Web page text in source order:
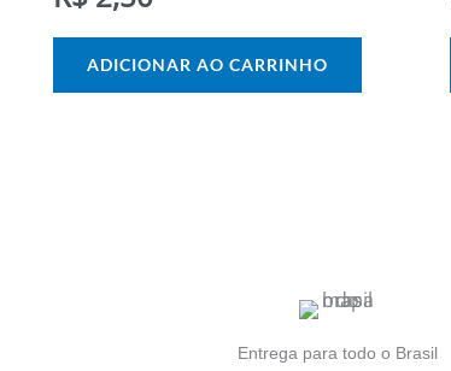
ADICIONAR AO CARRINHO
Entrega para todo o Brasil